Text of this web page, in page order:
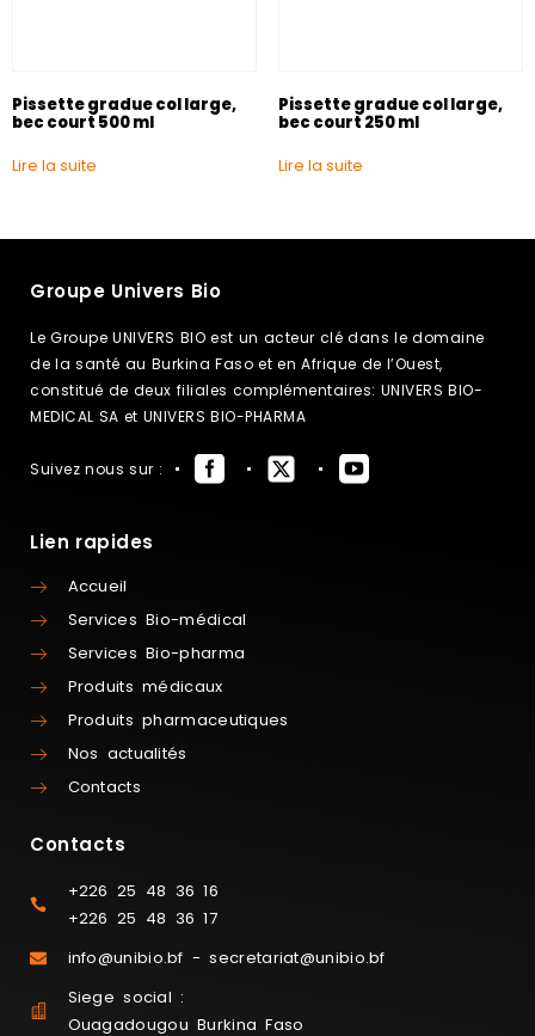
Pissette gradue col large,
bec court 500 ml
Lire la suite
Pissette gradue col large,
bec court 250 ml
Lire la suite
Groupe Univers Bio
Le Groupe UNIVERS BIO est un acteur clé dans le domaine
de la santé au Burkina Faso et en Afrique de l’Ouest,
constitué de deux filiales complémentaires: UNIVERS BIO-
MEDICAL SA et UNIVERS BIO-PHARMA
Suivez nous sur :
Lien rapides
Accueil
Services Bio-médical
Services Bio-pharma
Produits médicaux
Produits pharmaceutiques
Nos actualités
Contacts
Contacts
+226 25 48 36 16
+226 25 48 36 17
info@unibio.bf - secretariat@unibio.bf
Siege social :
Ouagadougou Burkina Faso